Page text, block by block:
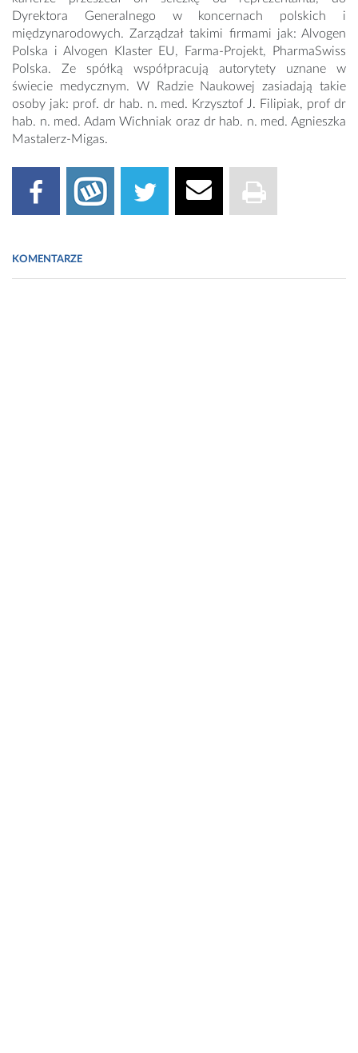
Dyrektora Generalnego w koncernach polskich i
międzynarodowych. Zarządzał takimi firmami jak: Alvogen
Polska i Alvogen Klaster EU, Farma-Projekt, PharmaSwiss
Polska. Ze spółką współpracują autorytety uznane w
świecie medycznym. W Radzie Naukowej zasiadają takie
osoby jak: prof. dr hab. n. med. Krzysztof J. Filipiak, prof dr
hab. n. med. Adam Wichniak oraz dr hab. n. med. Agnieszka
Mastalerz-Migas.
KOMENTARZE